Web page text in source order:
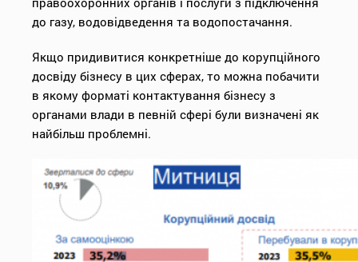
до газу, водовідведення та водопостачання.
Якщо придивитися конкретніше до корупційного
досвіду бізнесу в цих сферах, то можна побачити
в якому форматі контактування бізнесу з
органами влади в певній сфері були визначені як
найбільш проблемні.